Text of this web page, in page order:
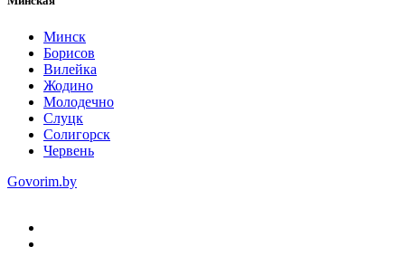
Минск
Борисов
Вилейка
Жодино
Молодечно
Слуцк
Солигорск
Червень
Govorim.by